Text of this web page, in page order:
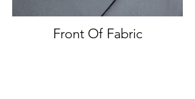
Front Of Fabric